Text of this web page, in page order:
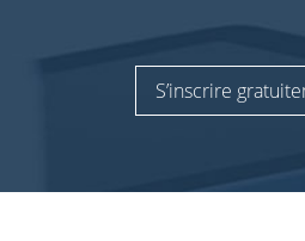
S’inscrire